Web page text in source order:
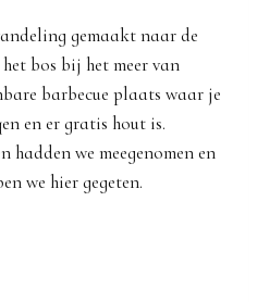
gemaakt naar de
bos bij het meer van
barbecue plaats waar je
en er gratis hout is.
we meegenomen en
we hier gegeten.